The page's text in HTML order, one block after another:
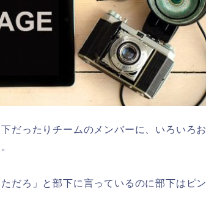
だったりチームのメンバーに、いろいろ
だろ」と部下に言っているのに部下はピ